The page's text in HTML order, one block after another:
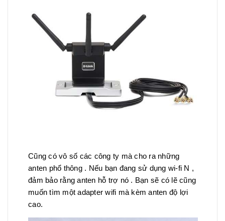
Cũng có vô số các công ty mà cho ra những
anten phổ thông . Nếu bạn đang sử dụng wi-fi N ,
đảm bảo rằng anten hỗ trợ nó . Bạn sẽ có lẽ cũng
muốn tìm một adapter wifi mà kèm anten độ lợi
cao.